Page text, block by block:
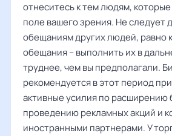
отнеситесь к тем людям,
поле вашего зрения. Не следует
обещаниям других людей, равно
обещания – выполнить их в
труднее, чем вы предполагали.
рекомендуется в этот период
активные усилия по расширению
проведению рекламных акций и
иностранными партнерами. У